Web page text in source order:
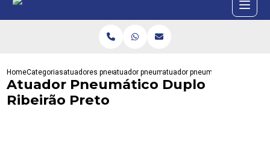
HomeCategoriasatuadores pneumaticosatuador pneumatico actatuador pneumatico duplo
Atuador Pneumático Duplo
Ribeirão Preto